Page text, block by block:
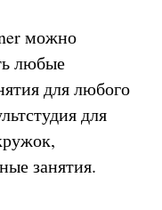
можно
любые
для любого
для
занятия.